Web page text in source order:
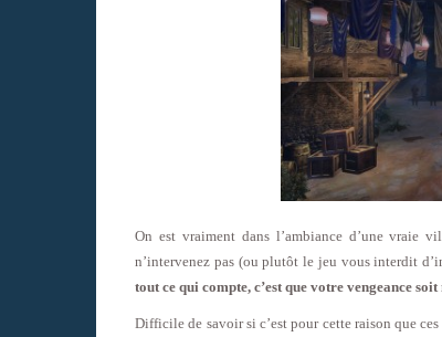
On est vraiment dans l’ambiance d’une vraie
n’intervenez pas (ou plutôt le jeu vous interdit
tout ce qui compte, c’est que votre vengeance soit
Difficile de savoir si c’est pour cette raison que